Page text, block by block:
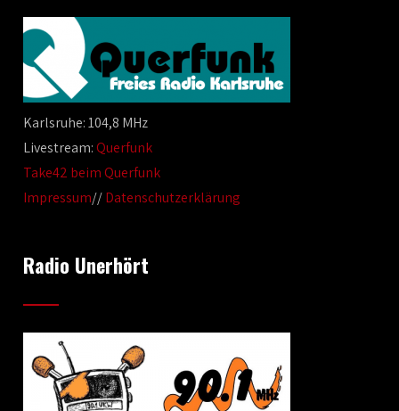
Karlsruhe: 104,8 MHz
Livestream:Querfunk
Take42 beim Querfunk
Impressum//Datenschutzerklärung
Radio Unerhört